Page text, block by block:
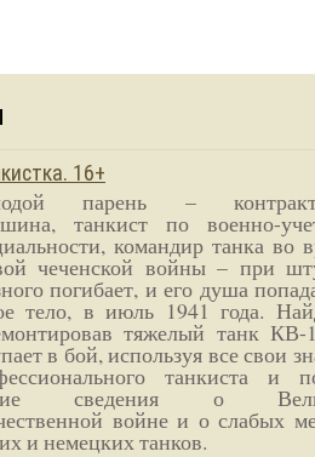
16+
парень –
танкист по военно-
командир танка во
чеченской войны – при
погибает, и его душа
тело, в июль 1941 года.
тяжелый танк
в бой, используя все свои
танкиста и
сведения о
войне и о слабых
и немецких танков.